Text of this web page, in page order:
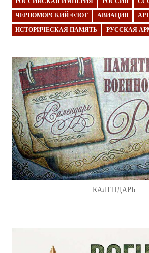
ЧЕРНОМОРСКИЙ ФЛОТ АВИАЦИЯ
ИСТОРИЧЕСКАЯ ПАМЯТЬ РУССКАЯ
КАЛЕНДАРЬ